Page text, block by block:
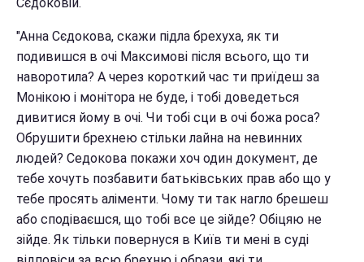
"Анна Сєдокова, скажи підла брехуха, як ти
подивишся в очі Максимові після всього, що ти
наворотила? А через короткий час ти приїдеш за
Монікою і монітора не буде, і тобі доведеться
дивитися йому в очі. Чи тобі сци в очі божа роса?
Обрушити брехнею стільки лайна на невинних
людей? Седокова покажи хоч один документ, де
тебе хочуть позбавити батьківських прав або що у
тебе просять аліменти. Чому ти так нагло брешеш
або сподіваєшся, що тобі все це зійде? Обіцяю не
зійде. Як тільки повернуся в Київ ти мені в суді